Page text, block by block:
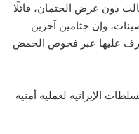
دون عرض الجثمان، قائلًا
وإن جثامين آخرين
عليها عبر فحوص الحمض
الإيرانية لعملية أمنية